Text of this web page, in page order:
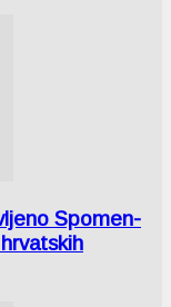
Spomen-